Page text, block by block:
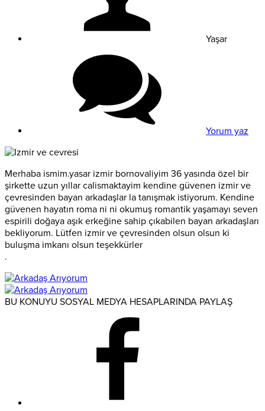
Yaşar
Yorum yaz
Merhaba ismim.yasar izmir bornovaliyim 36 yasında özel bir
şirkette uzun yıllar calismaktayim kendine güvenen izmir ve
çevresinden bayan arkadaşlar la tanışmak istiyorum. Kendine
güvenen hayatın roma ni ni okumuş romantik yaşamayı seven
espirili doğaya aşık erkeğine sahip çıkabilen bayan arkadaşları
bekliyorum. Lütfen izmir ve çevresinden olsun olsun ki
buluşma imkanı olsun teşekkürler
.
BU KONUYU SOSYAL MEDYA HESAPLARINDA PAYLAŞ